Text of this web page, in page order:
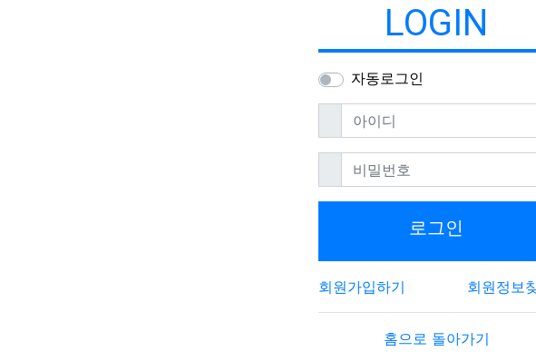
LOGIN
자동로그인
아이디필수
비밀번호필수
로그인
회원가입하기 회원정보
홈으로 돌아가기